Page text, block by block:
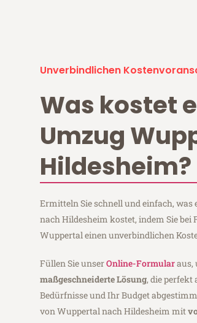
Unverbindlichen
Was kostet
Umzug
Hildesheim?
Ermitteln Sie schnell und einfach,
nach Hildesheim kostet, indem Sie bei
Wuppertal einen unverbindlichen
Füllen Sie unserOnline-Formularaus,
maßgeschneiderte Lösung, die
Bedürfnisse und Ihr Budget
von Wuppertal nach Hildesheim mit